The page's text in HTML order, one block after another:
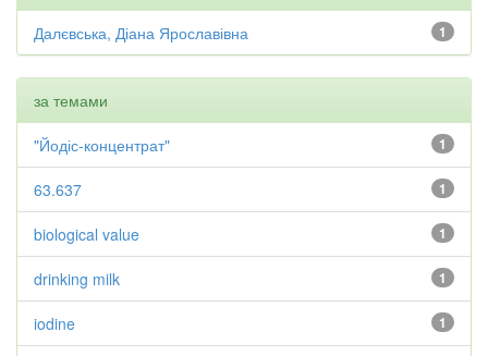
1
Далєвська, Діана Ярославівна
за темами
1
"Йодіс-концентрат"
1
63.637
1
biological value
1
drinking milk
1
iodine